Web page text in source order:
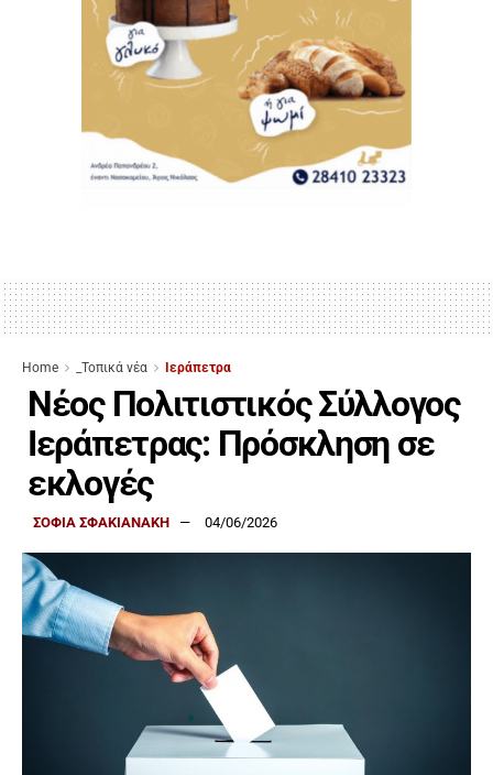
Home _Τοπικά νέα Ιεράπετρα
Νέος Πολιτιστικός Σύλλογος
Ιεράπετρας: Πρόσκληση σε
εκλογές
ΣΟΦΙΑ ΣΦΑΚΙΑΝΑΚΗ 04/06/2026